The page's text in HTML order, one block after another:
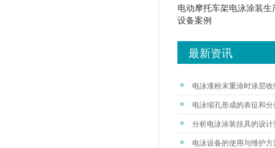
电动摩托车架电泳涂装生
设备案例
最新资讯
电泳漆粉末重涂时涂层
电泳缩孔形成的表征和分
分析电泳涂装挂具的设计
电泳设备的使用与维护方